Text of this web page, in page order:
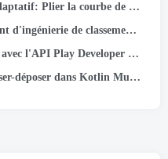
pour servir des modèles à l'échelle LLM pour les publicités
de Meta optimise l'infrastructure d'IA
Play Developer Reporting
dans Kotlin Multiplatform